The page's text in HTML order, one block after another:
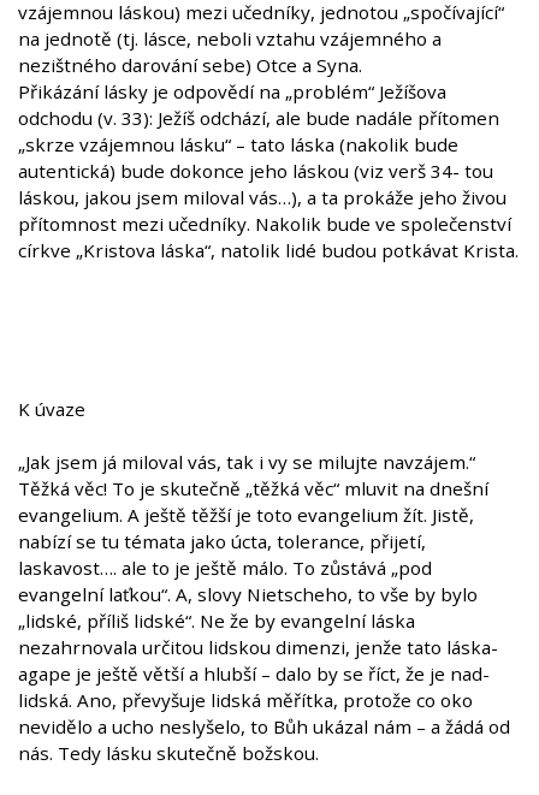
vzájemnou láskou) mezi učedníky, jednotou „spočívající“
na jednotě (tj. lásce, neboli vztahu vzájemného a
nezištného darování sebe) Otce a Syna.
Přikázání lásky je odpovědí na „problém“ Ježíšova
odchodu (v. 33): Ježíš odchází, ale bude nadále přítomen
„skrze vzájemnou lásku“ – tato láska (nakolik bude
autentická) bude dokonce jeho láskou (viz verš 34- tou
láskou, jakou jsem miloval vás…), a ta prokáže jeho živou
přítomnost mezi učedníky. Nakolik bude ve společenství
církve „Kristova láska“, natolik lidé budou potkávat Krista.
K úvaze
„Jak jsem já miloval vás, tak i vy se milujte navzájem.“
Těžká věc! To je skutečně „těžká věc“ mluvit na dnešní
evangelium. A ještě těžší je toto evangelium žít. Jistě,
nabízí se tu témata jako úcta, tolerance, přijetí,
laskavost…. ale to je ještě málo. To zůstává „pod
evangelní laťkou“. A, slovy Nietscheho, to vše by bylo
„lidské, příliš lidské“. Ne že by evangelní láska
nezahrnovala určitou lidskou dimenzi, jenže tato láska-
agape je ještě větší a hlubší – dalo by se říct, že je nad-
lidská. Ano, převyšuje lidská měřítka, protože co oko
nevidělo a ucho neslyšelo, to Bůh ukázal nám – a žádá od
nás. Tedy lásku skutečně božskou.